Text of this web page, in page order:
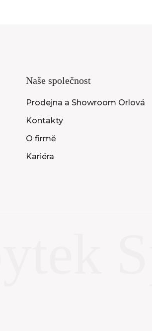
Naše společnost
Prodejna a Showroom Orlová
Kontakty
O firmě
Kariéra